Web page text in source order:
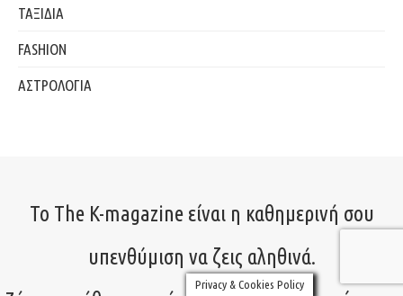
ΤΑΞΙΔΙΑ
FASHION
ΑΣΤΡΟΛΟΓΙΑ
Το The K-magazine είναι η καθημερινή σου
υπενθύμιση να ζεις αληθινά.
Privacy & Cookies Policy